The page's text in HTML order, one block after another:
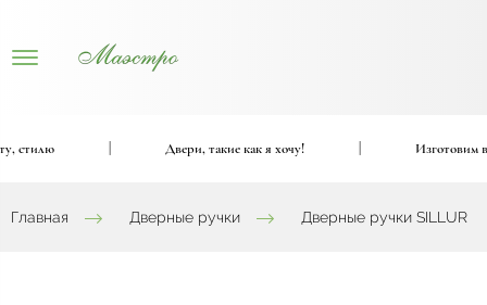
стилю Двери, такие как я хочу! Изготовим
Главная Дверные ручки Дверные ручки SILLUR